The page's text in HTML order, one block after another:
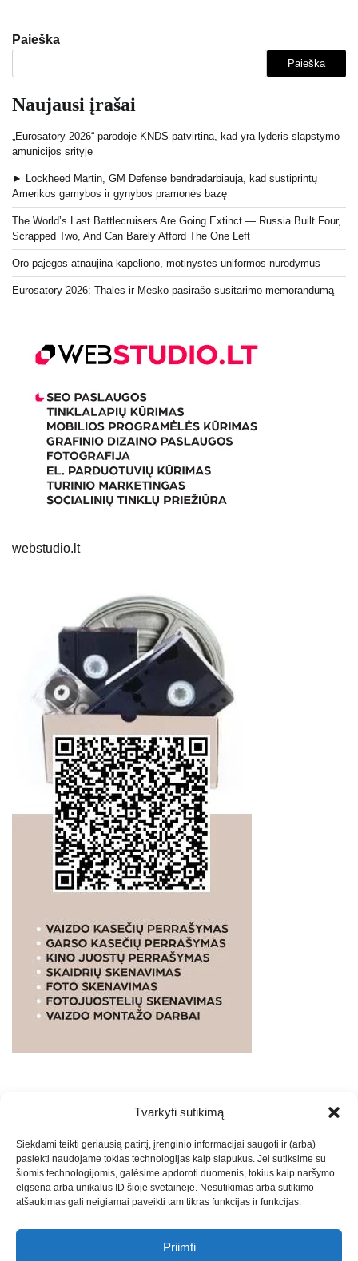
Tvarkyti sutikimą
Siekdami teikti geriausią patirtį, įrenginio informacijai saugoti ir (arba)
pasiekti naudojame tokias technologijas kaip slapukus. Jei sutiksime su
šiomis technologijomis, galėsime apdoroti duomenis, tokius kaip naršymo
elgsena arba unikalūs ID šioje svetainėje. Nesutikimas arba sutikimo
atšaukimas gali neigiamai paveikti tam tikras funkcijas ir funkcijas.
Priimti
Paieška
Paieška
Naujausi įrašai
„Eurosatory 2026“ parodoje KNDS patvirtina, kad yra lyderis slapstymo
amunicijos srityje
► Lockheed Martin, GM Defense bendradarbiauja, kad sustiprintų
Amerikos gamybos ir gynybos pramonės bazę
The World’s Last Battlecruisers Are Going Extinct — Russia Built Four,
Scrapped Two, And Can Barely Afford The One Left
Oro pajėgos atnaujina kapeliono, motinystės uniformos nurodymus
Eurosatory 2026: Thales ir Mesko pasirašo susitarimo memorandumą
webstudio.lt
PASLAUGOS. SEO tekstų rašymas, turinio kūrimas,
straipsnių rašymas ir talpinimas į mūsų valdomas
svetaines.2026Armijai.LTTheme: Express News ByAdore
Themes.
Marketingo agentūra -Teisinės